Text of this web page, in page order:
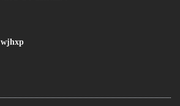
wjhxp